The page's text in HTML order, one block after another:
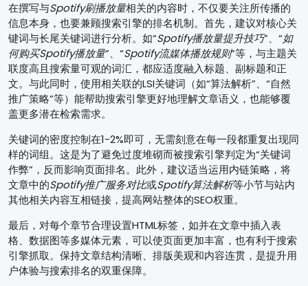
在撰写与Spotify刷播放量相关的内容时，不仅要关注所传播的
信息本身，也要兼顾搜索引擎的排名机制。首先，建议对核心关
键词与长尾关键词进行分析。如“Spotify播放量提升技巧”、“如
何购买Spotify播放量”、“Spotify流媒体播放规则”等，与主题关
联度高且搜索量可观的词汇，都应适度融入标题、副标题和正
文。与此同时，使用相关联的LSI关键词（如“算法解析”、“自然
推广策略”等）能帮助搜索引擎更好地理解文章语义，也能够覆
盖更多潜在检索需求。
关键词的密度控制在1-2%即可，无需刻意在每一段都重复出现同
样的词组。这是为了避免过度堆砌而被搜索引擎判定为“关键词
作弊”，反而影响页面排名。此外，建议适当运用内链策略，将
文章中的Spotify推广服务对比或Spotify算法解析等小节与站内
其他相关内容互相链接，提高网站整体的SEO权重。
最后，对每个章节合理设置HTML标签，如并在文章中插入表
格、数据图等多媒体元素，可以使页面更加丰富，也有利于搜索
引擎抓取。保持文章结构清晰、排版美观和内容连贯，是提升用
户体验与搜索排名的双重保障。